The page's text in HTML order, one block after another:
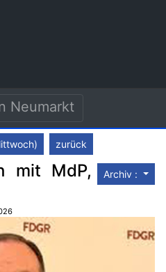
Neumarkt
zurück
Archiv :
mit MdP,